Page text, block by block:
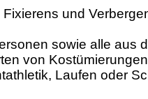
und
sowie alle aus
von
Laufen oder